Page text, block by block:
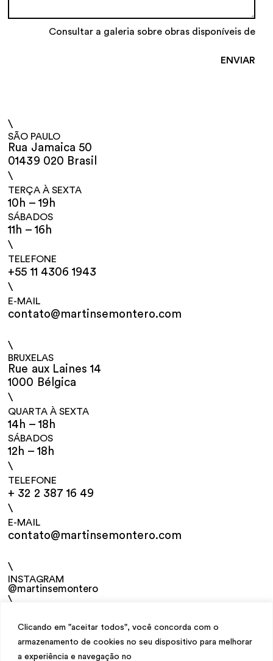
Clicando em "aceitar todos", você concorda com o
armazenamento de cookies no seu dispositivo para melhorar
a experiência e navegação no
Consultar a galeria sobre obras disponíveis de
\
SÃO PAULO
Rua Jamaica 50
01439 020 Brasil
\
TERÇA À SEXTA
10h – 19h
SÁBADOS
11h – 16h
\
TELEFONE
+55 11 4306 1943
\
E-MAIL
contato@martinsemontero.com
\
BRUXELAS
Rue aux Laines 14
1000 Bélgica
\
QUARTA À SEXTA
14h – 18h
SÁBADOS
12h – 18h
\
TELEFONE
+ 32 2 387 16 49
\
E-MAIL
contato@martinsemontero.com
\
INSTAGRAM
@martinsemontero
\